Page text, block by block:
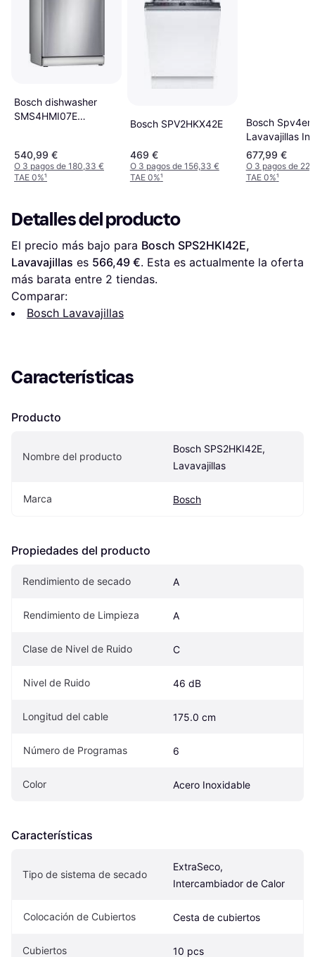
Bosch dishwasher
SMS4HMI07E
540,99 €
O 3 pagos de 180,33 €
TAE 0%¹
Bosch SPV2HKX42E
469 €
O 3 pagos de 156,33 €
TAE 0%¹
Bosch
Lavavajillas
45 cm
677,99 €
O 3 pagos de
TAE 0%¹
Detalles del producto
El precio más bajo para Bosch SPS2HKI42E,
Lavavajillas es 566,49 €. Esta es actualmente la oferta
más barata entre 2 tiendas.
Comparar:
Bosch Lavavajillas
Características
Producto
Nombre del producto
Bosch SPS2HKI42E,
Lavavajillas
Marca Bosch
Propiedades del producto
Rendimiento de secado A
Rendimiento de Limpieza A
Clase de Nivel de Ruido C
Nivel de Ruido 46 dB
Longitud del cable 175.0 cm
Número de Programas 6
Color Acero Inoxidable
Características
Tipo de sistema de secado
ExtraSeco,
Intercambiador de Calor
Colocación de Cubiertos Cesta de cubiertos
Cubiertos 10 pcs